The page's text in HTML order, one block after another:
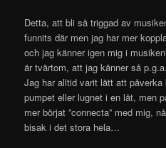
Detta, att bli så triggad av
funnits där men jag har mer
och jag känner igen mig i
är tvärtom, att jag känner så
Jag har alltid varit lätt att
pumpet eller lugnet i en låt, men
mer börjat ”connecta” med mig,
bisak i det stora hela…